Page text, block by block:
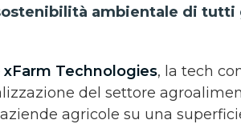
ambientale di tutti
xFarm Technologies, la tech
del settore
agricole su una